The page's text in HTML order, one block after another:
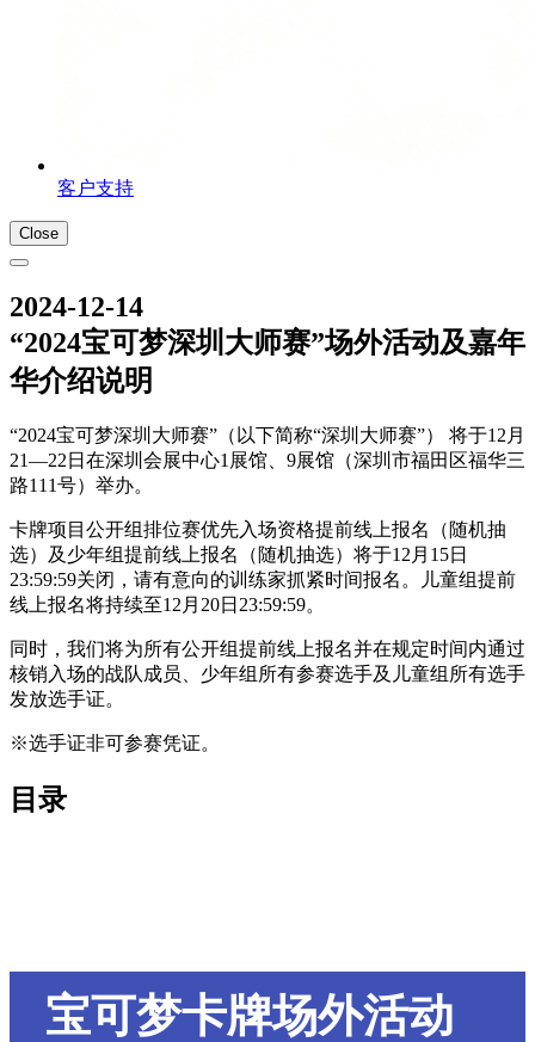
客户支持
Close
2024-12-14
“2024宝可梦深圳大师赛”场外活动及嘉年
华介绍说明
“2024宝可梦深圳大师赛”（以下简称“深圳大师赛”） 将于12月
21—22日在深圳会展中心1展馆、9展馆（深圳市福田区福华三
路111号）举办。
卡牌项目公开组排位赛优先入场资格提前线上报名（随机抽
选）及少年组提前线上报名（随机抽选）将于12月15日
23:59:59关闭，请有意向的训练家抓紧时间报名。儿童组提前
线上报名将持续至12月20日23:59:59。
同时，我们将为所有公开组提前线上报名并在规定时间内通过
核销入场的战队成员、少年组所有参赛选手及儿童组所有选手
发放选手证。
※选手证非可参赛凭证。
目录
宝可梦卡牌场外活动